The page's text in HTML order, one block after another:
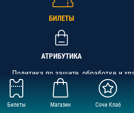
Билеты Магазин Сочи Клаб
БИЛЕТЫ
АТРИБУТИКА
Политика по защите, обработке и
данных
АНО «СК «Кубань-Регион»,